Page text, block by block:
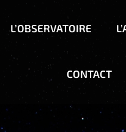
L’OBSERVATOIRE
CONTACT